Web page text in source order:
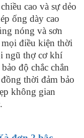
cao và sự dẻo
ống dày cao
nóng và sơn
điều kiện thời
ngũ thợ cơ khí
độ chắc chắn
thời đảm bảo
không gian